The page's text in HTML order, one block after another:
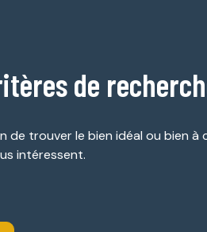
de
trouver le bien idéal ou bien à
intéressent.